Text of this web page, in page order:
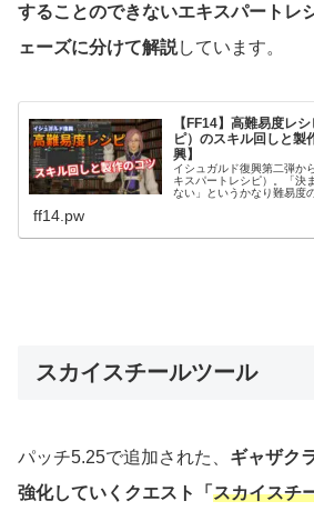
することのできないエキスパートレ
ェーズに分けて解説しています。
【FF14】高難易度レ
ピ）のスキル回しと製
興】
イシュガルド復興第二弾か
キスパートレシピ）。「決
ない」というかなり難易度
ff14.pw
スカイスチールツール
パッチ5.25で追加された、 ギャザク
強化していくクエスト「 スカイスチ